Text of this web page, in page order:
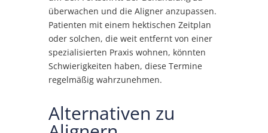
überwachen und die Aligner anzupassen.
Patienten mit einem hektischen Zeitplan
oder solchen, die weit entfernt von einer
spezialisierten Praxis wohnen, könnten
Schwierigkeiten haben, diese Termine
regelmäßig wahrzunehmen.
Alternativen zu